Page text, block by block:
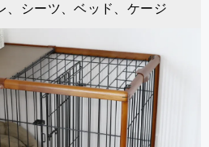
、シーツ、ベッド、ケージ